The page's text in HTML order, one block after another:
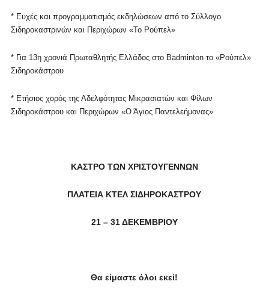
* Ευχές και προγραμματισμός εκδηλώσεων από το Σύλλογο
Σιδηροκαστρινών και Περιχώρων «Το Ρούπελ»
* Για 13η χρονιά Πρωταθλητής Ελλάδος στο Badmintonτο «Ρούπελ»
Σιδηροκάστρου
* Ετήσιος χορός της Αδελφότητας Μικρασιατών και Φίλων
Σιδηροκάστρου και Περιχώρων «Ο Άγιος Παντελεήμονας»
ΚΑΣΤΡΟ ΤΩΝ ΧΡΙΣΤΟΥΓΕΝΝΩΝ
ΠΛΑΤΕΙΑ ΚΤΕΛ ΣΙΔΗΡΟΚΑΣΤΡΟΥ
21 – 31 ΔΕΚΕΜΒΡΙΟΥ
Θα είμαστε όλοι εκεί!